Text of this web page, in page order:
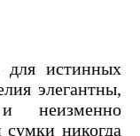
для истинных
элегантны,
неизменно
никогда